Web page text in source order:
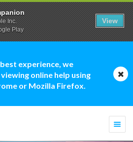
experience, we
online help using
or Mozilla Firefox.
Inc.
Play
View